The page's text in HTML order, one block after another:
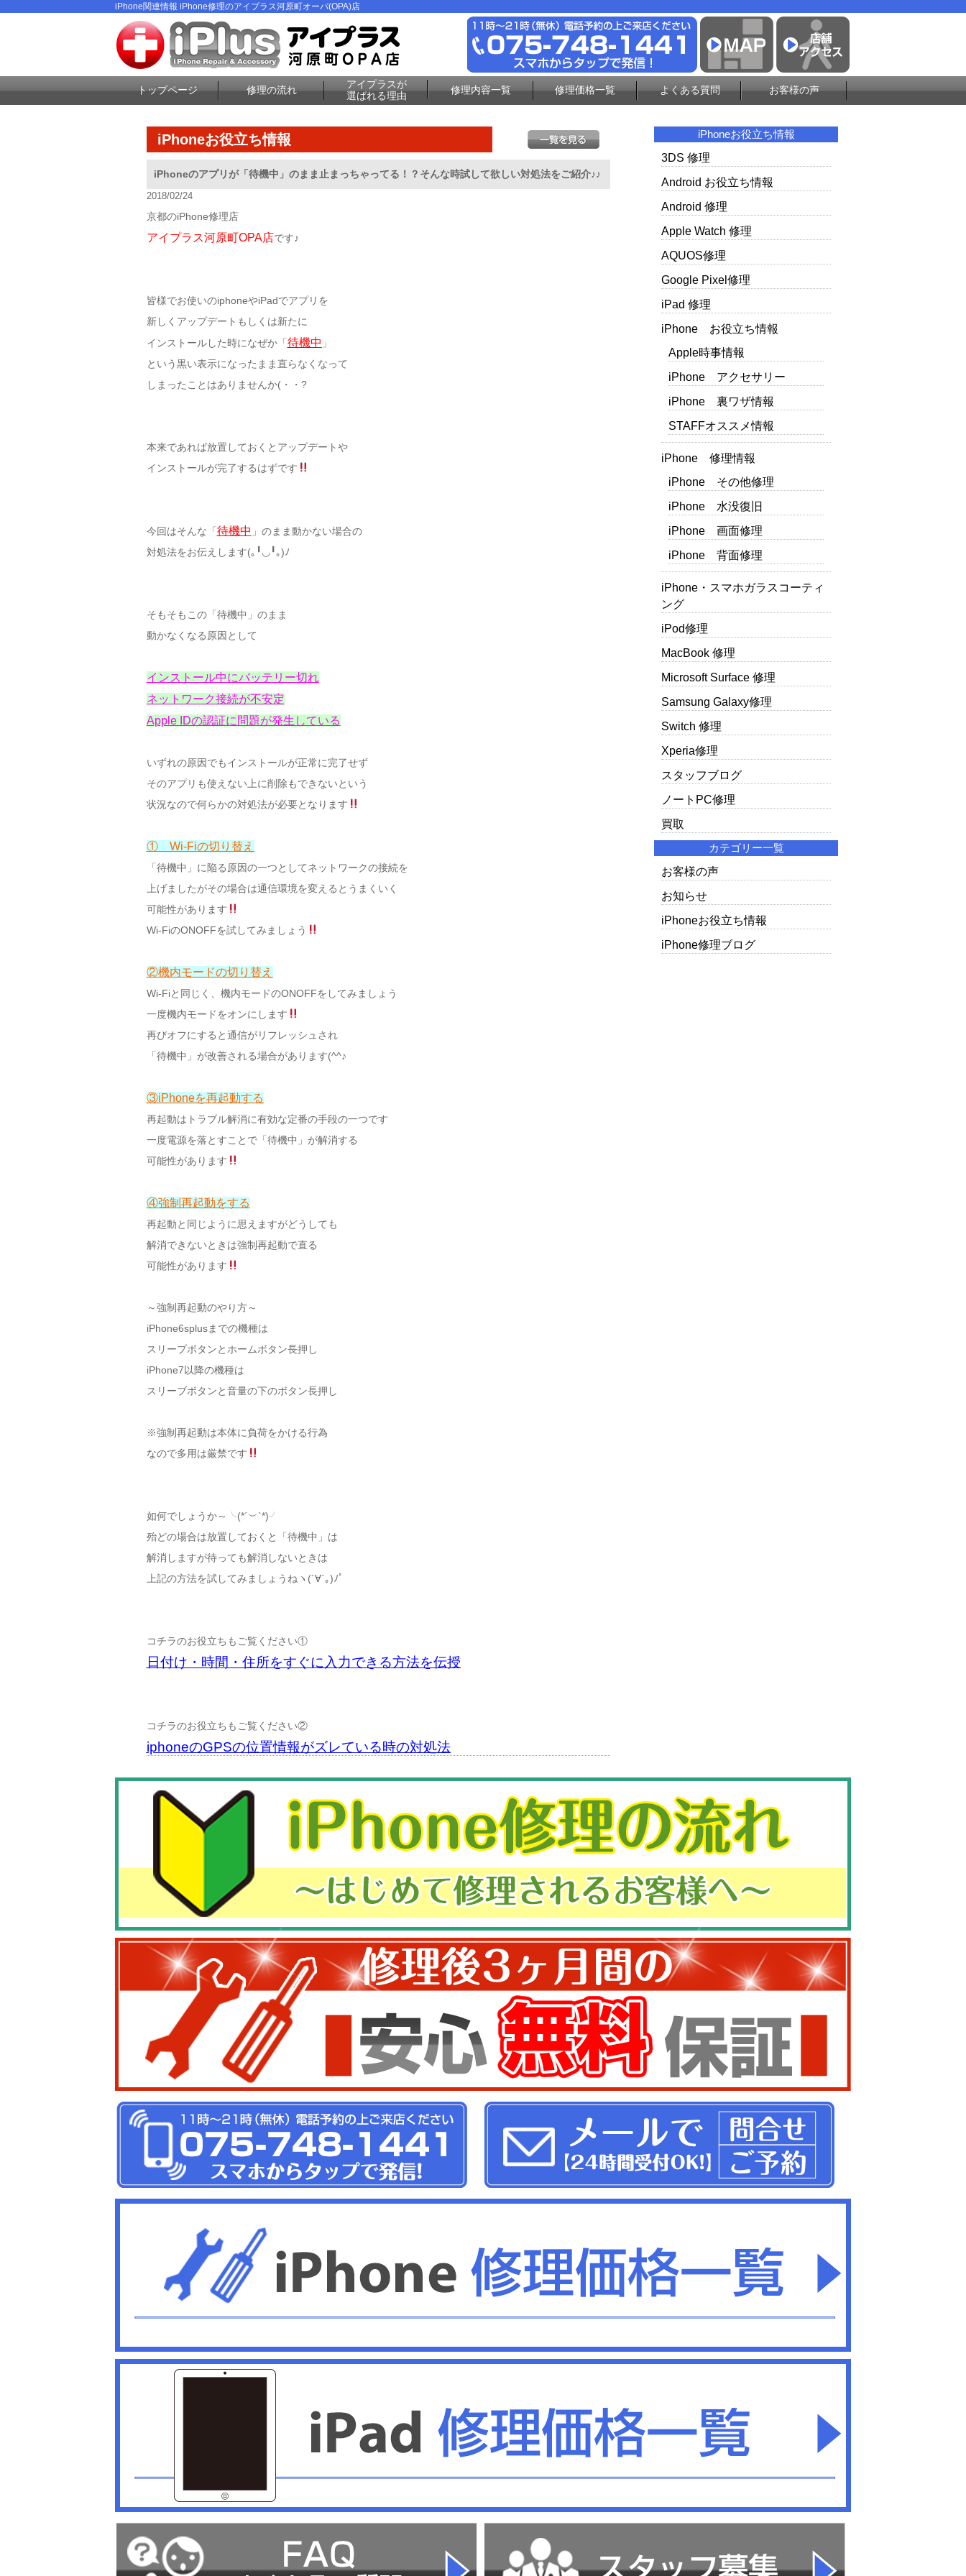
iPhone関連情報 iPhone修理のアイプラス河原町オーパ(OPA)店
トップページ 修理の流れ
アイプラスが
選ばれる理由
修理内容一覧 修理価格一覧 よくある質問 お客様の声
iPhoneお役立ち情報
iPhoneのアプリが「待機中」のまま止まっちゃってる！？そんな時試して欲しい対処法をご紹介♪♪
2018/02/24
京都のiPhone修理店
アイプラス河原町OPA店です♪
皆様でお使いのiphoneやiPadでアプリを
新しくアップデートもしくは新たに
インストールした時になぜか「 待機中 」
という黒い表示になったまま直らなくなって
しまったことはありませんか(・・?
本来であれば放置しておくとアップデートや
インストールが完了するはずです
今回はそんな「 待機中 」のまま動かない場合の
対処法をお伝えします(｡╹◡╹｡)ﾉ
そもそもこの「待機中」のまま
動かなくなる原因として
インストール中にバッテリー切れ
ネットワーク接続が不安定
Apple IDの認証に問題が発生している
いずれの原因でもインストールが正常に完了せず
そのアプリも使えない上に削除もできないという
状況なので何らかの対処法が必要となります
① Wi-Fiの切り替え
「待機中」に陥る原因の一つとしてネットワークの接続を
上げましたがその場合は通信環境を変えるとうまくいく
可能性があります
Wi-FiのONOFFを試してみましょう
②機内モードの切り替え
Wi-Fiと同じく、機内モードのONOFFをしてみましょう
一度機内モードをオンにします
再びオフにすると通信がリフレッシュされ
「待機中」が改善される場合があります(^^♪
③iPhoneを再起動する
再起動はトラブル解消に有効な定番の手段の一つです
一度電源を落とすことで「待機中」が解消する
可能性があります
④強制再起動をする
再起動と同じように思えますがどうしても
解消できないときは強制再起動で直る
可能性があります
～強制再起動のやり方～
iPhone6splusまでの機種は
スリープボタンとホームボタン長押し
iPhone7以降の機種は
スリーブボタンと音量の下のボタン長押し
※強制再起動は本体に負荷をかける行為
なので多用は厳禁です
如何でしょうか～╰(*´︶`*)╯
殆どの場合は放置しておくと「待機中」は
解消しますが待っても解消しないときは
上記の方法を試してみましょうねヽ(´∀`｡)ﾉﾟ
コチラのお役立ちもご覧ください①
日付け・時間・住所をすぐに入力できる方法を伝授
コチラのお役立ちもご覧ください②
iphoneのGPSの位置情報がズレている時の対処法
iPhoneお役立ち情報
3DS 修理
Android お役立ち情報
Android 修理
Apple Watch 修理
AQUOS修理
Google Pixel修理
iPad 修理
iPhone お役立ち情報
Apple時事情報
iPhone アクセサリー
iPhone 裏ワザ情報
STAFFオススメ情報
iPhone 修理情報
iPhone その他修理
iPhone 水没復旧
iPhone 画面修理
iPhone 背面修理
iPhone・スマホガラスコーティ
ング
iPod修理
MacBook 修理
Microsoft Surface 修理
Samsung Galaxy修理
Switch 修理
Xperia修理
スタッフブログ
ノートPC修理
買取
カテゴリー一覧
お客様の声
お知らせ
iPhoneお役立ち情報
iPhone修理ブログ